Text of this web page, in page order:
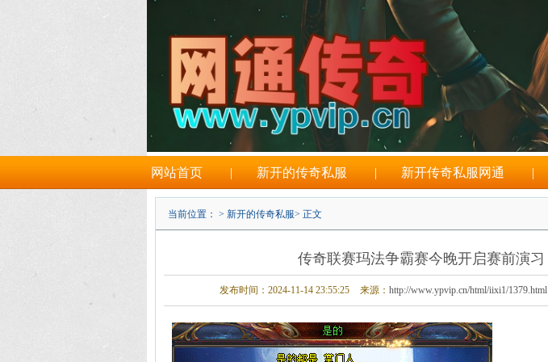
网站首页 | 新开的传奇私服 | 新开传奇私服网通 |
当前位置： > 新开的传奇私服> 正文
传奇联赛玛法争霸赛今晚开启赛前演习
发布时间：2024-11-14 23:55:25 来源： http://www.ypvip.cn/html/iixi1/1379.html